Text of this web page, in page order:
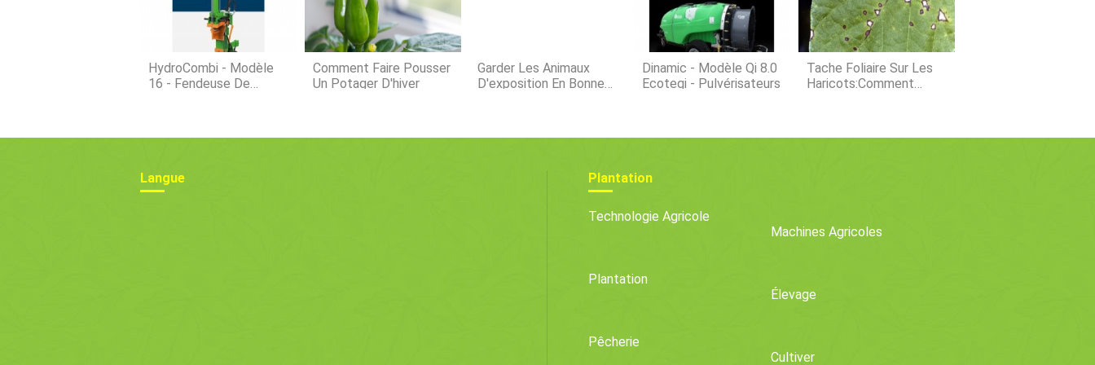
lun des légumes les plus mal interprété
HydroCombi - Modèle
16 - Fendeuse De
Comment Faire Pousser
Un Potager D'hiver
Garder Les Animaux
D'exposition En Bonne
Dinamic - Modèle Qi 8.0
Ecoteqi - Pulvérisateurs
Tache Foliaire Sur Les
Haricots:Comment
Langue Plantation
Technologie Agricole
Machines Agricoles
Plantation
Élevage
Pêcherie
Cultiver